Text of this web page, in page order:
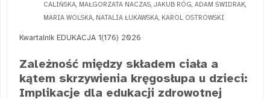
CALIŃSKA, MAŁGORZATA NACZAS, JAKUB RÓG, ADAM ŚWIDRAK,
MARIA WOLSKA, NATALIA ŁUKAWSKA, KAROL OSTROWSKI
Kwartalnik EDUKACJA 1(176) 2026
Zależność między składem ciała a
kątem skrzywienia kręgosłupa u dzieci:
Implikacje dla edukacji zdrowotnej